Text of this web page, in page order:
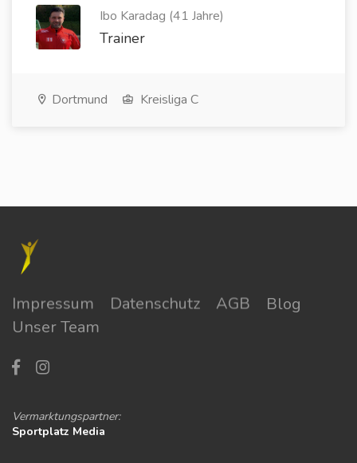
Ibo Karadag (41 Jahre)
Trainer
Dortmund Kreisliga C
Impressum Datenschutz AGB
Blog
Unser Team
Vermarktungspartner:
Sportplatz Media